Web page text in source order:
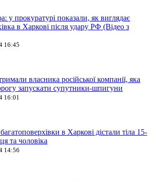
у прокуратурі показали, як виглядає
в Харкові після удару РФ (Відео з
16:45
власника російської компанії, яка
запускати супутники-шпигуни
16:01
в Харкові дістали тіла 15-
та чоловіка
14:56